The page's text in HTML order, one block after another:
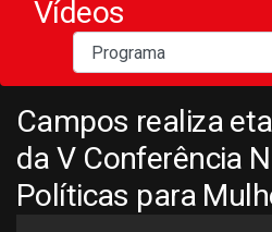
Vídeos
Campos realiza
da V Conferência
Políticas para